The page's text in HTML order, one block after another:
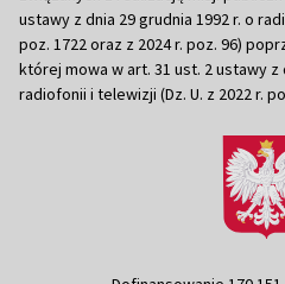
ustawy z dnia 29 grudnia 1992 r. o
poz. 1722 oraz z 2024 r. poz. 96)
której mowa w art. 31 ust. 2 ustawy z
radiofonii i telewizji (Dz. U. z 2022 r.